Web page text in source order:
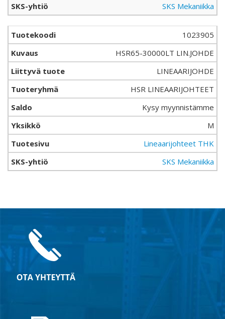
SKS Mekaniikka
1023905
HSR65-30000LT LIN.JOHDE
LINEAARIJOHDE
HSR LINEAARIJOHTEET
Kysy myynnistämme
M
Lineaarijohteet THK
SKS Mekaniikka